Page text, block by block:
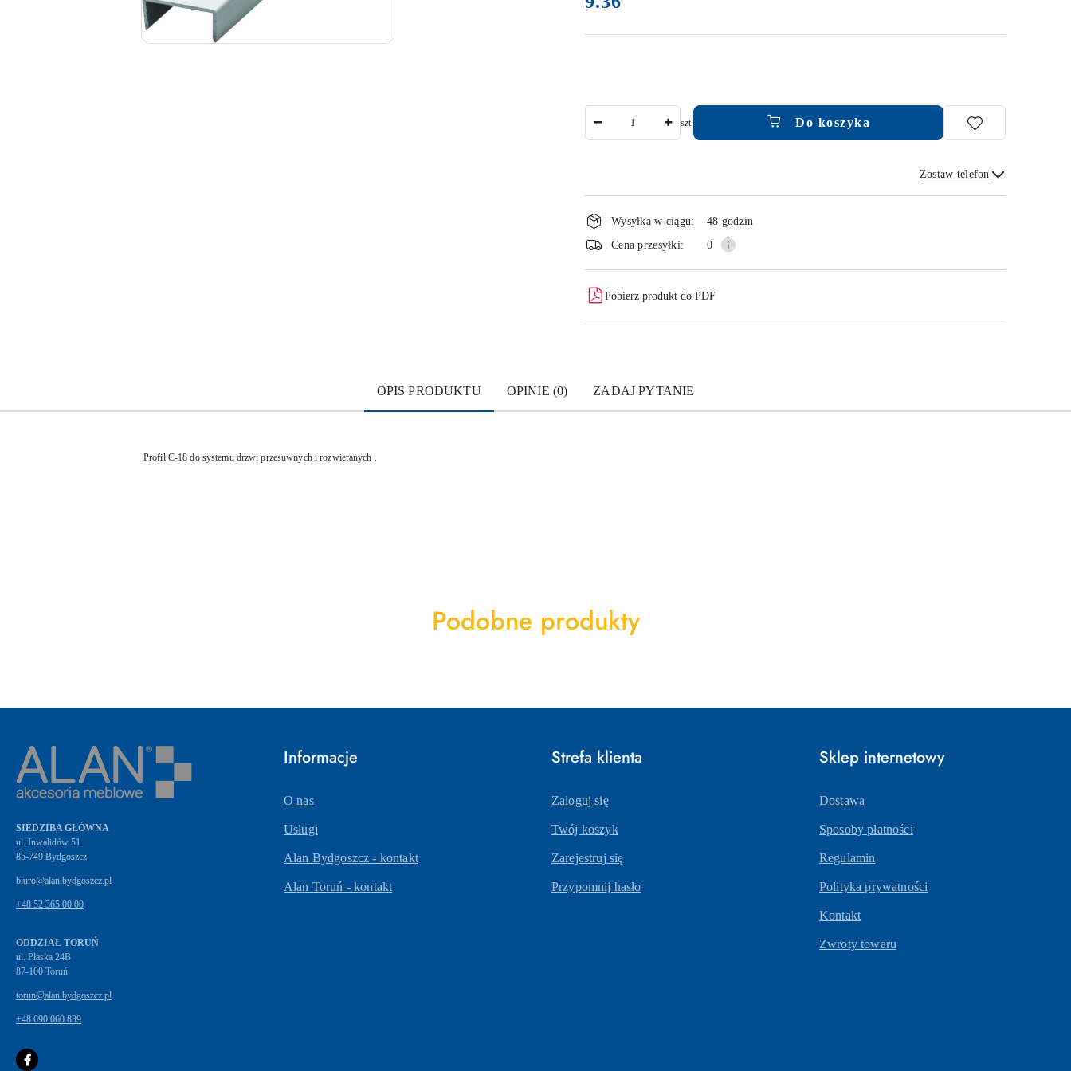
szt. Do koszyka
Zostaw telefon
Wyślij
Dostępność
i
dostawa
Wysyłka w ciągu:
48 godzin
Cena przesyłki:
0
Pobierz produkt do PDF
OPIS PRODUKTU OPINIE (0) ZADAJ PYTANIE
Profil C-18 do systemu drzwi przesuwnych i rozwieranych .
Produkty
Podobne produkty
SIEDZIBA GŁÓWNA
ul. Inwalidów 51
biuro@alan.bydgoszcz.pl
+48 52 365 00 00
ODDZIAŁ TORUŃ
ul. Płaska 24B
87-100 Toruń
torun@alan.bydgoszcz.pl
+48 690 060 839
Informacje
O nas
Usługi
Alan Bydgoszcz - kontakt
Alan Toruń - kontakt
Strefa klienta
Zaloguj się
Twój koszyk
Zarejestruj się
Przypomnij hasło
Sklep internetowy
Dostawa
Sposoby płatności
Regulamin
Polityka prywatności
Kontakt
Zwroty towaru